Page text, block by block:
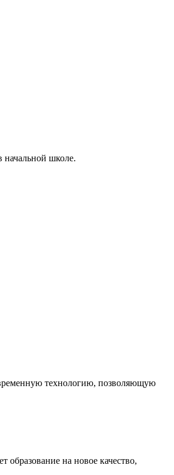
начальной школе.
технологию, позволяющую
образование на новое качество,